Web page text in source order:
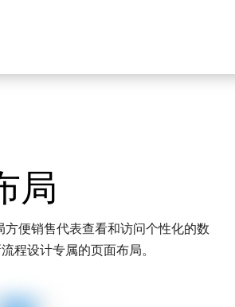
局
便销售代表查看和访问个性化的数
程设计专属的页面布局。